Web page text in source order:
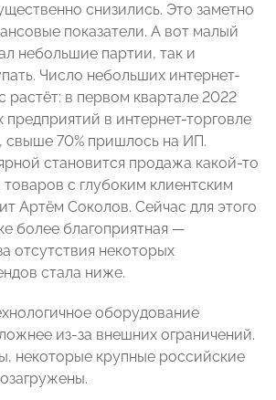
снизились. Это заметно
показатели. А вот малый
небольшие партии, так и
Число небольших интернет-
растёт: в первом квартале 2022
предприятий в интернет-торговле
свыше 70% пришлось на ИП.
становится продажа какой-то
с глубоким клиентским
Артём Соколов. Сейчас для этого
более благоприятная —
отсутствия некоторых
стала ниже.
оборудование
из-за внешних ограничений.
некоторые крупные российские